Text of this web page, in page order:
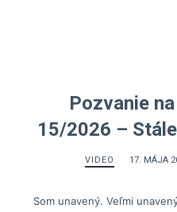
Pozvanie
15/2026 –
VIDEO 17. MÁJA
Som unavený. Veľmi